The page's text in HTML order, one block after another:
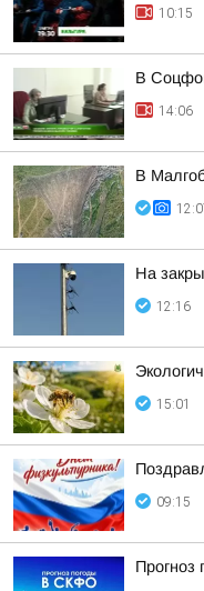
10:15
В
14:06
В
На
12:16
15:01
09:15
Прогноз